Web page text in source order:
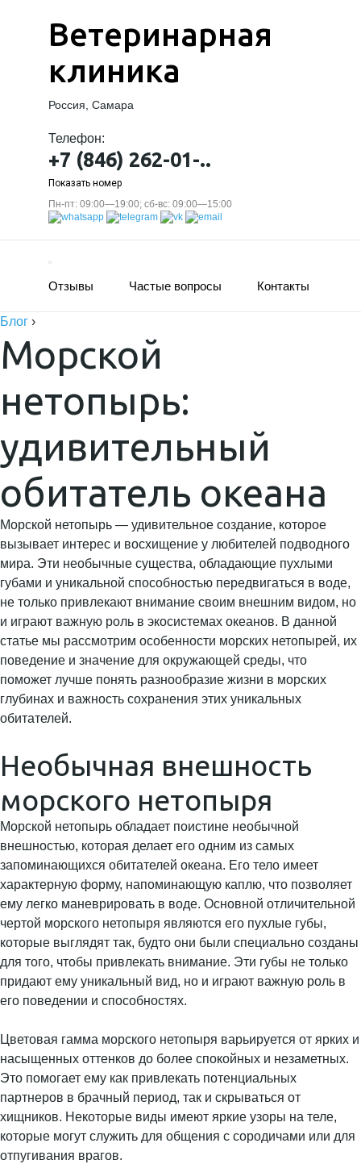
Ветеринарная
клиника
Россия, Самара
Телефон:
+7 (846) 262-01-..
Показать номер
Пн-пт: 09:00—19:00; сб-вс: 09:00—15:00
Отзывы Частые вопросы Контакты
Блог ›
Морской
нетопырь:
удивительный
обитатель океана
Морской нетопырь — удивительное создание, которое
вызывает интерес и восхищение у любителей подводного
мира. Эти необычные существа, обладающие пухлыми
губами и уникальной способностью передвигаться в воде,
не только привлекают внимание своим внешним видом, но
и играют важную роль в экосистемах океанов. В данной
статье мы рассмотрим особенности морских нетопырей, их
поведение и значение для окружающей среды, что
поможет лучше понять разнообразие жизни в морских
глубинах и важность сохранения этих уникальных
обитателей.
Необычная внешность
морского нетопыря
Морской нетопырь обладает поистине необычной
внешностью, которая делает его одним из самых
запоминающихся обитателей океана. Его тело имеет
характерную форму, напоминающую каплю, что позволяет
ему легко маневрировать в воде. Основной отличительной
чертой морского нетопыря являются его пухлые губы,
которые выглядят так, будто они были специально созданы
для того, чтобы привлекать внимание. Эти губы не только
придают ему уникальный вид, но и играют важную роль в
его поведении и способностях.
Цветовая гамма морского нетопыря варьируется от ярких и
насыщенных оттенков до более спокойных и незаметных.
Это помогает ему как привлекать потенциальных
партнеров в брачный период, так и скрываться от
хищников. Некоторые виды имеют яркие узоры на теле,
которые могут служить для общения с сородичами или для
отпугивания врагов.